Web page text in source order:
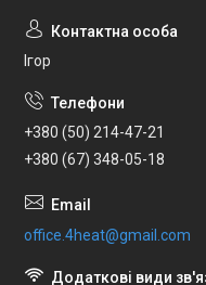
Ігор
+380 (50) 214-47-21
+380 (67) 348-05-18
office.4heat@gmail.com